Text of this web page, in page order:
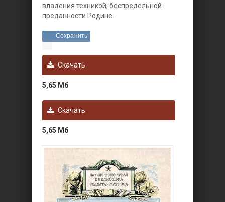
владения техникой, беспредельной
преданности Родине.
Сохранить
Скачать
5,65 Мб
Скачать
5,65 Мб